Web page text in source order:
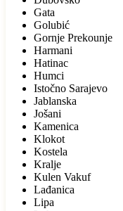
Gata
Golubić
Gornje Prekounje
Harmani
Hatinac
Humci
Istočno Sarajevo
Jablanska
Jošani
Kamenica
Klokot
Kostela
Kralje
Kulen Vakuf
Lađanica
Lipa